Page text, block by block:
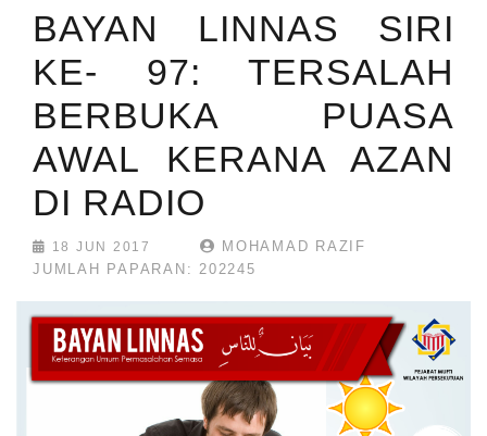
BAYAN LINNAS SIRI
KE- 97: TERSALAH
BERBUKA PUASA
AWAL KERANA AZAN
DI RADIO
18 JUN 2017
MOHAMAD RAZIF
JUMLAH PAPARAN: 202245